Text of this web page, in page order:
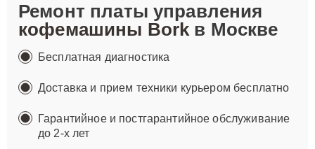
Ремонт платы управления
кофемашины Borkв Москве
Бесплатная диагностика
Доставка и прием техники курьером бесплатно
Гарантийное и постгарантийное обслуживание
до 2-х лет